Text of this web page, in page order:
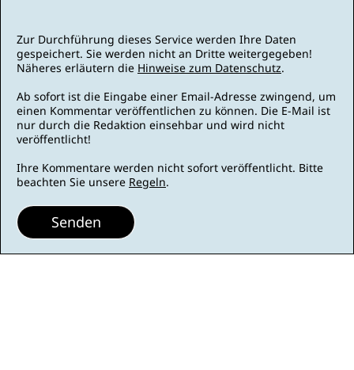
Zur Durchführung dieses Service werden Ihre Daten
gespeichert. Sie werden nicht an Dritte weitergegeben!
Näheres erläutern die Hinweise zum Datenschutz.
Ab sofort ist die Eingabe einer Email-Adresse zwingend, um
einen Kommentar veröffentlichen zu können. Die E-Mail ist
nur durch die Redaktion einsehbar und wird nicht
veröffentlicht!
Ihre Kommentare werden nicht sofort veröffentlicht. Bitte
beachten Sie unsere Regeln.
Senden